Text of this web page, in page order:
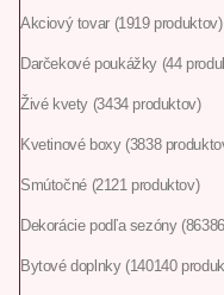
Akciový tovar 1919 produktov
Darčekové poukážky 44
Živé kvety 3434 produktov
Kvetinové boxy 3838
Smútočné 2121 produktov
Dekorácie podľa sezóny 863
Bytové doplnky 140140